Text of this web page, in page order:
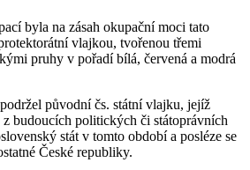
byla na zásah okupační moci tato
vlajkou, tvořenou třemi
pruhy v pořadí bílá, červená a modrá
původní čs. státní vlajku, jejíž
z budoucích politických či státoprávních
stát v tomto období a posléze se
České republiky.